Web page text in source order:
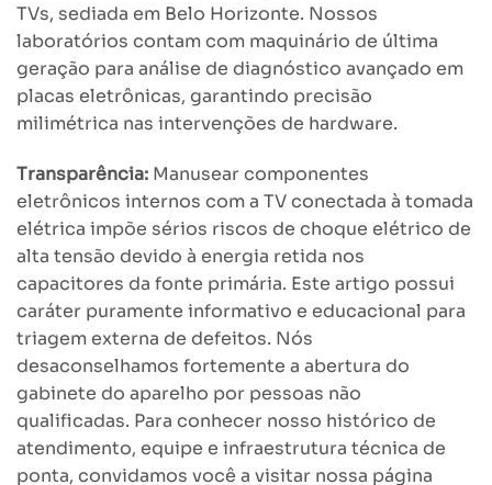
TVs, sediada em Belo Horizonte. Nossos
laboratórios contam com maquinário de última
geração para análise de diagnóstico avançado em
placas eletrônicas, garantindo precisão
milimétrica nas intervenções de hardware.
Transparência: Manusear componentes
eletrônicos internos com a TV conectada à tomada
elétrica impõe sérios riscos de choque elétrico de
alta tensão devido à energia retida nos
capacitores da fonte primária. Este artigo possui
caráter puramente informativo e educacional para
triagem externa de defeitos. Nós
desaconselhamos fortemente a abertura do
gabinete do aparelho por pessoas não
qualificadas. Para conhecer nosso histórico de
atendimento, equipe e infraestrutura técnica de
ponta, convidamos você a visitar nossa página